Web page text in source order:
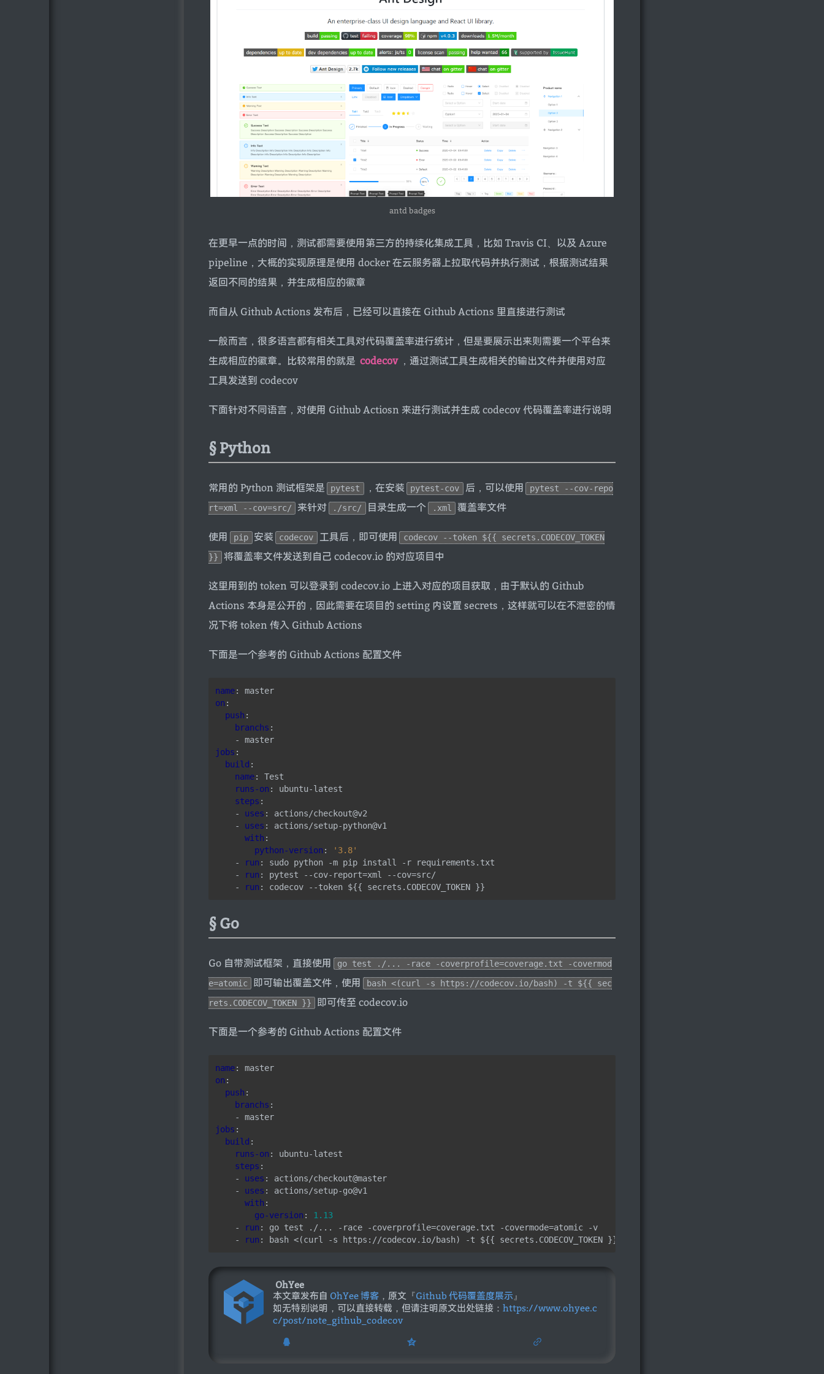
antd badges
在更早一点的时间，测试都需要使用第三方的持续化集成工具，比如 Travis CI、以及 Azure
pipeline，大概的实现原理是使用 docker 在云服务器上拉取代码并执行测试，根据测试结果
返回不同的结果，并生成相应的徽章
而自从 Github Actions 发布后，已经可以直接在 Github Actions 里直接进行测试
一般而言，很多语言都有相关工具对代码覆盖率进行统计，但是要展示出来则需要一个平台来
生成相应的徽章。比较常用的就是 codecov ，通过测试工具生成相关的输出文件并使用对应
工具发送到 codecov
下面针对不同语言，对使用 Github Actiosn 来进行测试并生成 codecov 代码覆盖率进行说明
Python
常用的 Python 测试框架是 pytest ，在安装 pytest-cov 后，可以使用
pytest --cov-repo
rt=xml --cov=src/
来针对 ./src/ 目录生成一个 .xml 覆盖率文件
使用 pip 安装 codecov 工具后，即可使用
codecov --token ${{ secrets.CODECOV_TOKEN
}}
将覆盖率文件发送到自己 codecov.io 的对应项目中
这里用到的 token 可以登录到 codecov.io 上进入对应的项目获取，由于默认的 Github
Actions 本身是公开的，因此需要在项目的 setting 内设置 secrets，这样就可以在不泄密的情
况下将 token 传入 Github Actions
下面是一个参考的 Github Actions 配置文件
name:
master
on :
push :
branchs :
- master
jobs :
build :
name:
Test
runs-on :
ubuntu-latest
steps :
- uses :
actions/checkout@v2
- uses :
actions/setup-python@v1
with :
python-version :
'3.8'
-
run :
sudo python -m pip install -r requirements.txt
-
run :
pytest --cov-report=xml --cov=src/
-
run : codecov --token ${{ secrets.CODECOV_TOKEN }}
Go
Go 自带测试框架，直接使用
go test ./... -race -coverprofile=coverage.txt -covermod
e=atomic
即可输出覆盖文件，使用
bash <(curl -s https://codecov.io/bash) -t ${{ sec
rets.CODECOV_TOKEN }}
即可传至 codecov.io
下面是一个参考的 Github Actions 配置文件
name:
master
on :
push :
branchs :
- master
jobs :
build :
runs-on :
ubuntu-latest
steps :
- uses :
actions/checkout@master
- uses :
actions/setup-go@v1
with :
go-version :
1.13
-
run :
go test ./... -race -coverprofile=coverage.txt -covermode=atomic -v
-
run : bash <(curl -s https://codecov.io/bash) -t ${{ secrets.CODECOV_TOKEN }}
OhYee
本文章发布自 OhYee 博客 ，原文『Github 代码覆盖度展示 』
如无特别说明，可以直接转载，但请注明原文出处链接： https://www.ohyee.c
c/post/note_github_codecov